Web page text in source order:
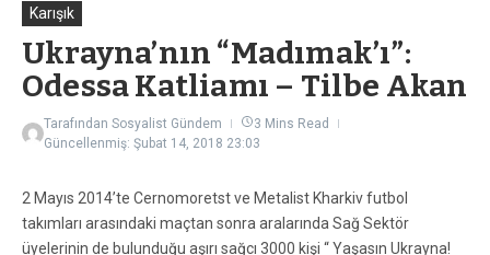
Karışık
Ukrayna’nın “Madımak’ı”:
Odessa Katliamı – Tilbe Akan
Tarafından Sosyalist Gündem
3 Mins Read
Güncellenmiş: Şubat 14, 2018 23:03
2 Mayıs 2014’te Cernomoretst ve Metalist Kharkiv futbol
takımları arasındaki maçtan sonra aralarında Sağ Sektör
üyelerinin de bulunduğu aşırı sağcı 3000 kişi “ Yaşasın Ukrayna!